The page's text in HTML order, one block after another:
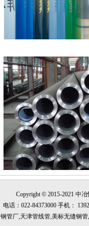
Copyright © 2015-2021 中冶
电话：022-84373000 手机：
管厂,天津管线管,美标无缝钢